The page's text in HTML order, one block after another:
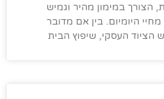
הצורך במימון מהיר וגמיש
היומיום. בין אם מדובר
הציוד העסקי, שיפוץ הבית